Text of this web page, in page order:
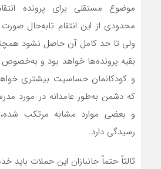
موضوع مستقلی برای پرونده
محدودی از این انتقام تابه‌حال
ولی تا حد کامل آن حاصل نشود
بقیه پرونده‌ها خواهد بود و
و کودکانمان حساسیت‌ بیشتری
که دشمن به‌طور عامدانه در مورد
و بعضی موارد مشابه مرتکب
رسیدگی دارد.
ثالثاً حتماً جانبازان این حملات باید